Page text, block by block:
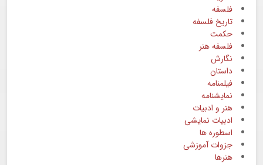
فلسفه
تاریخ فلسفه
حکمت
فلسفه هنر
نگارش
داستان
فیلمنامه
نمایشنامه
هنر و ادبیات
ادبیات نمایشی
اسطوره ها
جزوات آموزشی
هنرها